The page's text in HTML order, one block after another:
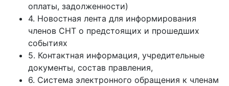
оплаты, задолженности)
4. Новостная лента для информирования
членов СНТ о предстоящих и прошедших
событиях
5. Контактная информация, учредительные
документы, состав правления,
6. Система электронного обращения к членам